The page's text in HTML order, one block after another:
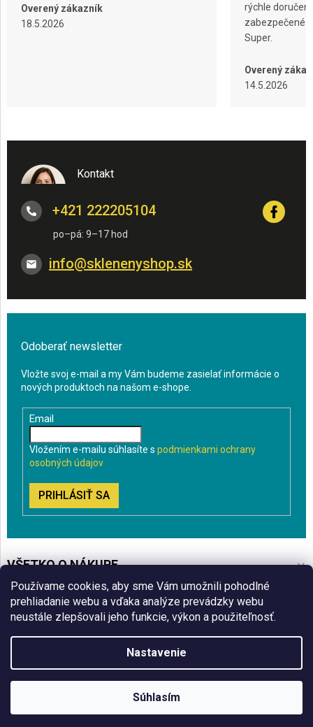
Používame cookies, aby sme Vám umožnili pohodlné
prehliadanie webu a vďaka analýze prevádzky webu
neustále zlepšovali jeho funkcie, výkon a použiteľnosť.
Nastavenie
Súhlasím
Overený zákazník
18.5.2026
rýchle
zabezpečené
Super.
Overený
14.5.2026
Kontakt
info@sklenenyshop.sk
+421 222205104
Odoberať newsletter
Vložte svoj e-mail a my Vám budeme zasielať informácie o
nových produktoch na našom e-shope.
Email
Vložením e-mailu súhlasíte s podmienkami ochrany
osobných údajov
PRIHLÁSIŤ SA
VŠETKO O NÁKUPE
BLOG
ČO VÁS ZAUJÍMA
Vytvoril Shoptet
Copyright 2026Sklenenyshop.sk. Všetky práva vyhradené.